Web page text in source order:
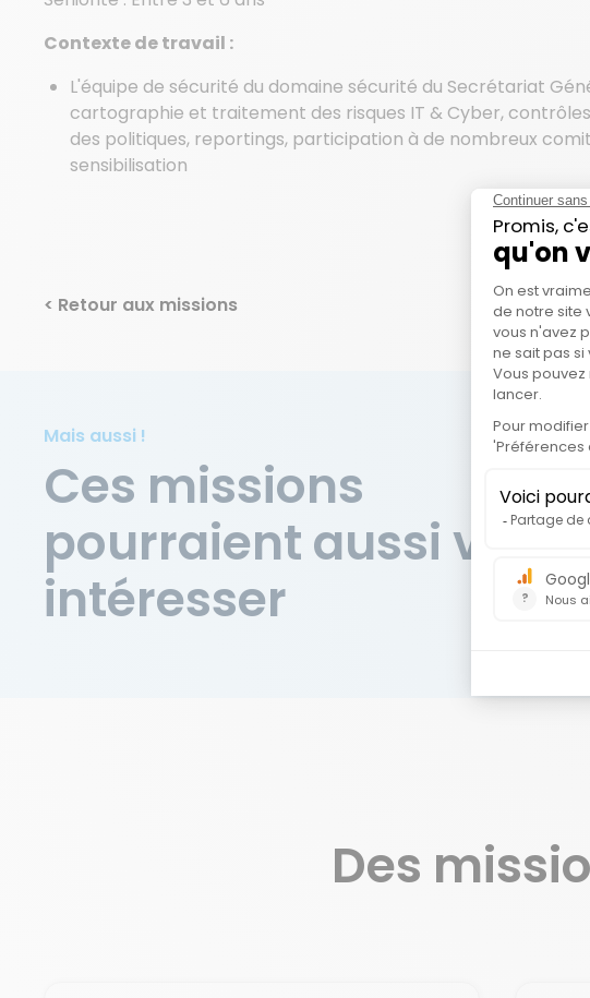
Contexte de travail :
L'équipe de sécurité du domaine sécurité du Secrétariat
cartographie et traitement des risques IT & Cyber,
des politiques, reportings, participation à de nombreux
sensibilisation
< Retour aux missions
Mais aussi !
Ces missions
pourraient aussi vous
intéresser
Des